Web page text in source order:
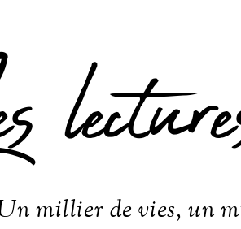
millier de vies, un